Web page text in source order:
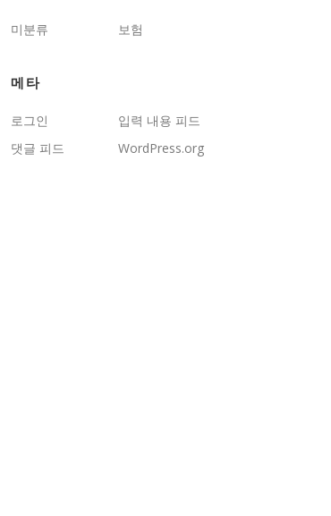
미분류 보험
메타
로그인
입력 내용 피드
댓글 피드
WordPress.org